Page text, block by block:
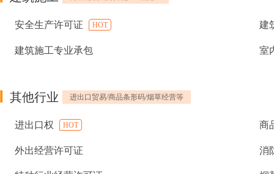
安全生产许可证 HOT 建
建筑施工专业承包 室
其他行业 进出口贸易/商品条形码/烟草经营等
进出口权 HOT 商
外出经营许可证 消